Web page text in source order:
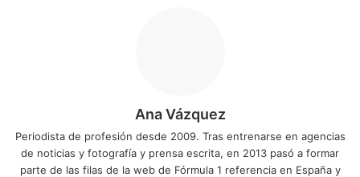
Ana Vázquez
Periodista de profesión desde 2009. Tras entrenarse en agencias
de noticias y fotografía y prensa escrita, en 2013 pasó a formar
parte de las filas de la web de Fórmula 1 referencia en España y